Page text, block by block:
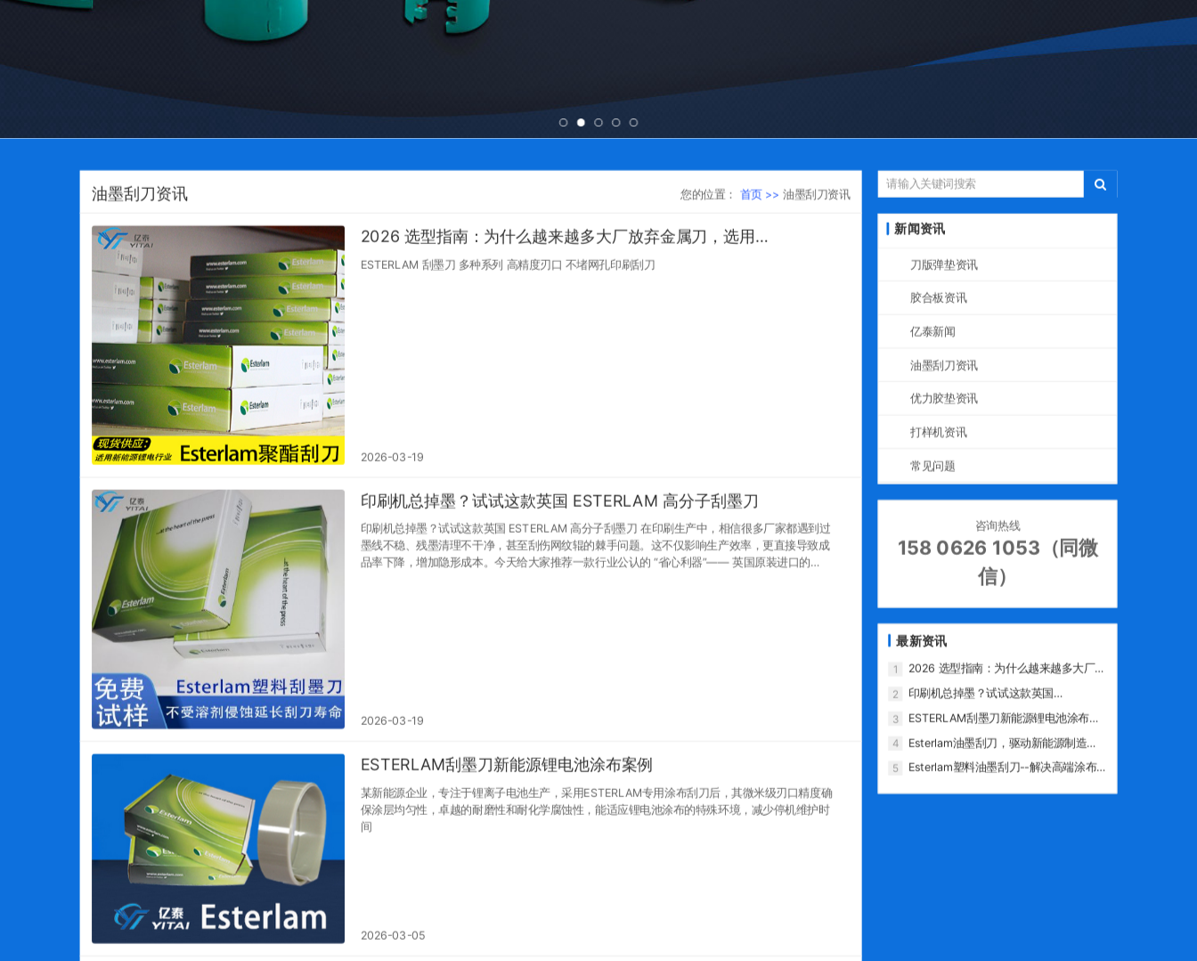
油墨刮刀资讯 您的位置： 首页 >> 油墨刮刀资讯
2026 选型指南：为什么越来越多大厂放弃金属刀，选用
ESTERLAM 塑料刮墨刀？
ESTERLAM 刮墨刀 多种系列 高精度刃口 不堵网孔印刷刮刀
2026-03-19
印刷机总掉墨？试试这款英国 ESTERLAM 高分子刮墨刀
印刷机总掉墨？试试这款英国 ESTERLAM 高分子刮墨刀 在印刷生产中，相信很多厂家都遇到过
墨线不稳、残墨清理不干净，甚至刮伤网纹辊的棘手问题。这不仅影响生产效率，更直接导致成
品率下降，增加隐形成本。今天给大家推荐一款行业公认的 “省心利器”—— 英国原装进口的
2026-03-19
ESTERLAM刮墨刀新能源锂电池涂布案例
某新能源企业，专注于锂离子电池生产，采用ESTERLAM专用涂布刮刀后，其微米级刃口精度确
保涂层均匀性，卓越的耐磨性和耐化学腐蚀性，能适应锂电池涂布的特殊环境，减少停机维护时
间
2026-03-05
新闻资讯
刀版弹垫资讯
胶合板资讯
亿泰新闻
油墨刮刀资讯
优力胶垫资讯
打样机资讯
常见问题
咨询热线
158 0626 1053（同微
信）
最新资讯
1 2026 选型指南：为什么越来越多大厂放
弃金属刀，选用 ESTERLAM 塑料刮墨
刀？
2 印刷机总掉墨？试试这款英国
ESTERLAM 高分子刮墨刀
3 ESTERLAM刮墨刀新能源锂电池涂布案
4 Esterlam油墨刮刀，驱动新能源制造的
精密涂层专家
5 Esterlam塑料油墨刮刀--解决高端涂布